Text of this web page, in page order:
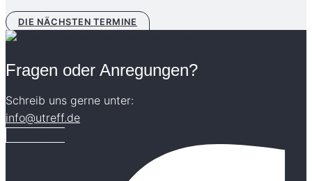
DIE NÄCHSTEN TERMINE
Fragen oder Anregungen?
Schreib uns gerne unter:
info@utreff.de